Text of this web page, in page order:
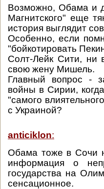
Возможно, Обама и
Магнитского" еще
история выглядит
Особенно, если
"бойкотировать
Солт-Лейк Сити, ни
свою жену Мишель.
Главный вопрос -
войны в Сирии,
"самого
с Украиной?
anticiklon:
Обама тоже в Сочи
информация о
государства на
сенсационное.